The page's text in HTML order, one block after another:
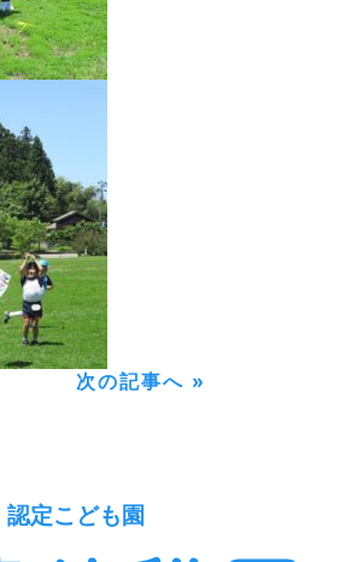
次の記事へ »
認定こども園